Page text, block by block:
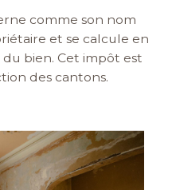
comme son nom
et se calcule en
bien. Cet impôt est
des cantons.